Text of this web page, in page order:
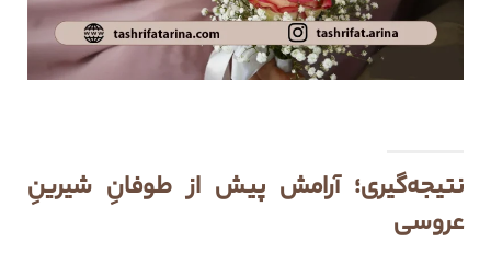
نتیجه‌گیری؛ آرامش پیش از طوفانِ شیرینِ
عروسی